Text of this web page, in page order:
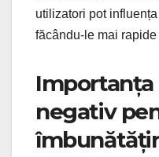
utilizatori pot
făcându-le mai
negativ